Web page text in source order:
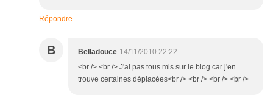
Répondre
B Belladouce 14/11/2010 22:22
<br /> <br /> J'ai pas tous mis sur le blog car j'en
trouve certaines déplacées<br /> <br /> <br /> <br />